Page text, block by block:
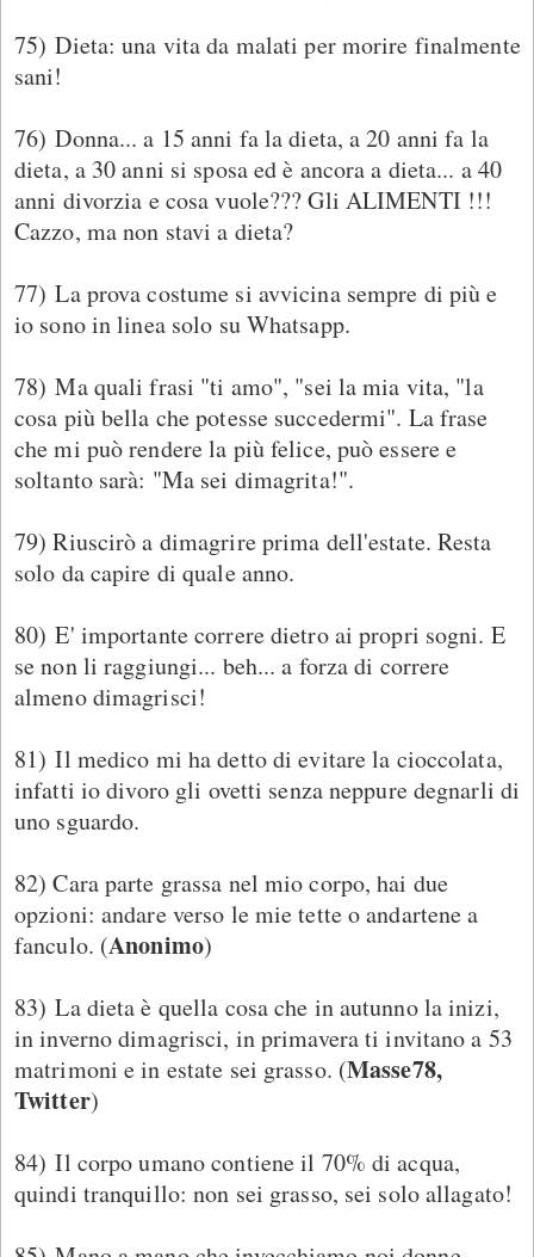
75) Dieta: una vita da malati per morire finalmente
sani!
76) Donna... a 15 anni fa la dieta, a 20 anni fa la
dieta, a 30 anni si sposa ed è ancora a dieta... a 40
anni divorzia e cosa vuole??? Gli ALIMENTI !!!
Cazzo, ma non stavi a dieta?
77) La prova costume si avvicina sempre di più e
io sono in linea solo su Whatsapp.
78) Ma quali frasi "ti amo", "sei la mia vita, "la
cosa più bella che potesse succedermi". La frase
che mi può rendere la più felice, può essere e
soltanto sarà: "Ma sei dimagrita!".
79) Riuscirò a dimagrire prima dell'estate. Resta
solo da capire di quale anno.
80) E' importante correre dietro ai propri sogni. E
se non li raggiungi... beh... a forza di correre
almeno dimagrisci!
81) Il medico mi ha detto di evitare la cioccolata,
infatti io divoro gli ovetti senza neppure degnarli di
uno sguardo.
82) Cara parte grassa nel mio corpo, hai due
opzioni: andare verso le mie tette o andartene a
fanculo. (Anonimo)
83) La dieta è quella cosa che in autunno la inizi,
in inverno dimagrisci, in primavera ti invitano a 53
matrimoni e in estate sei grasso. (Masse78,
Twitter)
84) Il corpo umano contiene il 70% di acqua,
quindi tranquillo: non sei grasso, sei solo allagato!